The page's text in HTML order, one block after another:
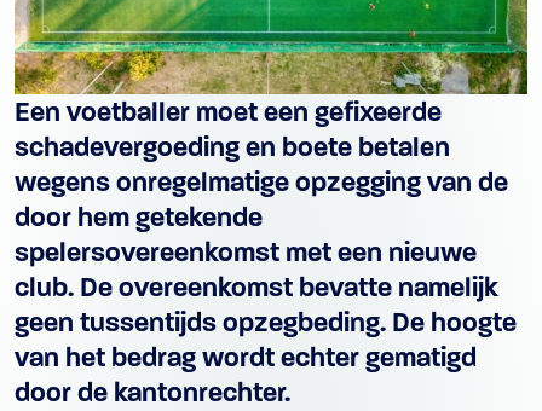
Een voetballer moet een gefixeerde
schadevergoeding en boete betalen
wegens onregelmatige opzegging van de
door hem getekende
spelersovereenkomst met een nieuwe
club. De overeenkomst bevatte namelijk
geen tussentijds opzegbeding. De hoogte
van het bedrag wordt echter gematigd
door de kantonrechter.